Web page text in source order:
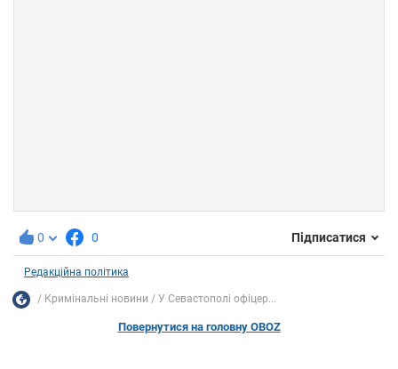
0 0 Підписатися
Редакційна політика
Кримінальні новини У Севастополі офіцер...
Повернутися на головну OBOZ